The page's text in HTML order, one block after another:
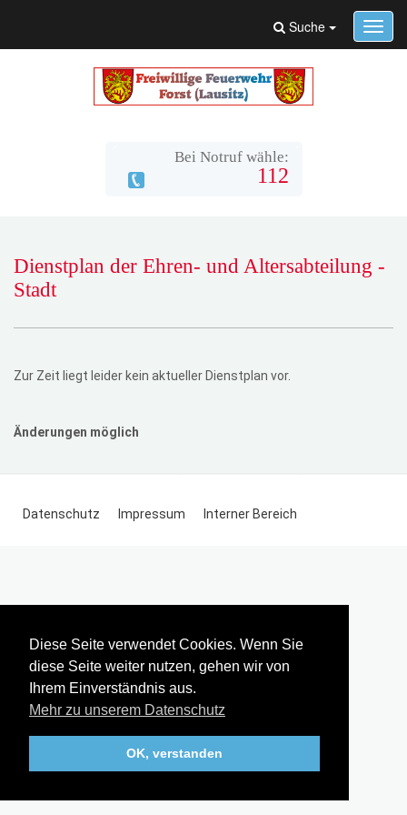
Diese Seite verwendet Cookies. Wenn Sie
diese Seite weiter nutzen, gehen wir von
Ihrem Einverständnis aus.
Mehr zu unserem Datenschutz
OK, verstanden
Suche
Bei Notruf wähle:
112
Dienstplan der Ehren- und Altersabteilung -
Stadt
Zur Zeit liegt leider kein aktueller Dienstplan vor.
Änderungen möglich
Datenschutz Impressum Interner Bereich